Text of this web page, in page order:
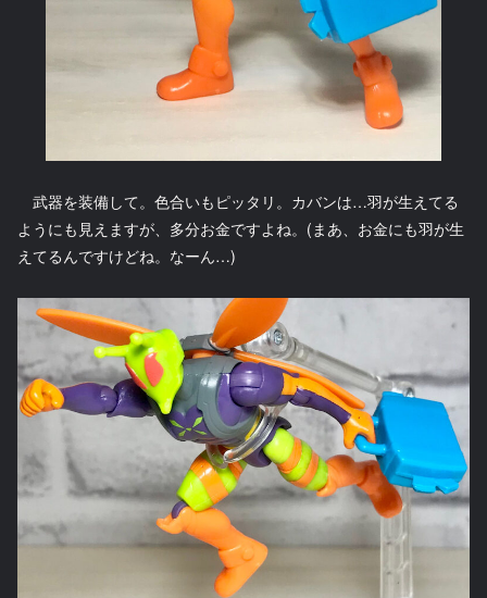
武器を装備して。色合いもピッタリ。カバンは…羽が生えてる
ようにも見えますが、多分お金ですよね。(まあ、お金にも羽が生
えてるんですけどね。なーん…)